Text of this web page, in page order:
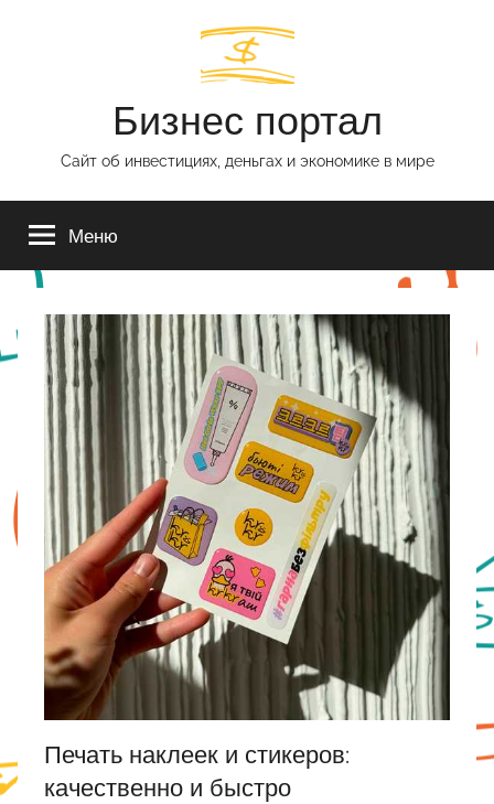
Бизнес портал
Сайт об инвестициях, деньгах и экономике в мире
Меню
Печать наклеек и стикеров:
качественно и быстро